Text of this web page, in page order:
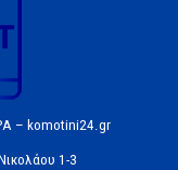
– komotini24.gr
1-3